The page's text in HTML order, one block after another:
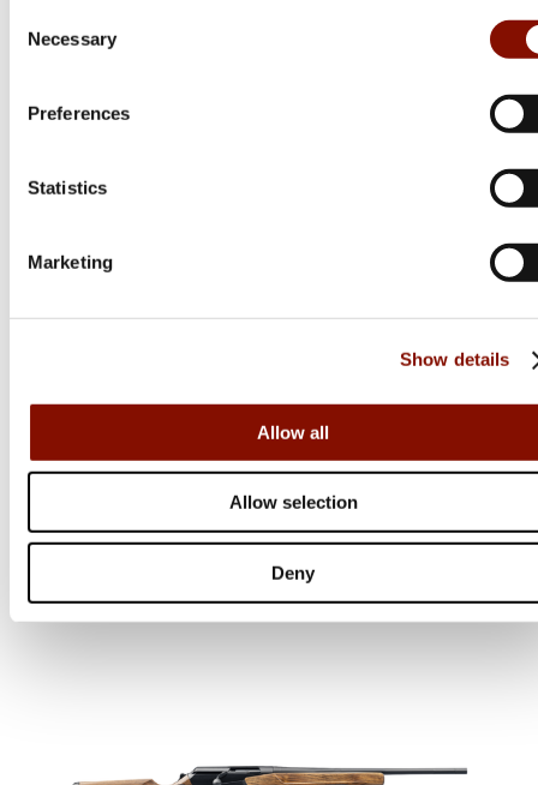
Selection
Necessary
Preferences
Statistics
Marketing
Show details
Allow all
Allow selection
Deny
Threaded
18 900 kr